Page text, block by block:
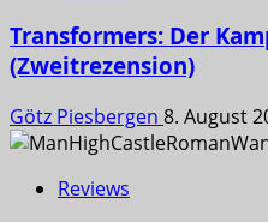
Transformers: Der
(Zweitrezension)
Götz Piesbergen 8. August
Reviews